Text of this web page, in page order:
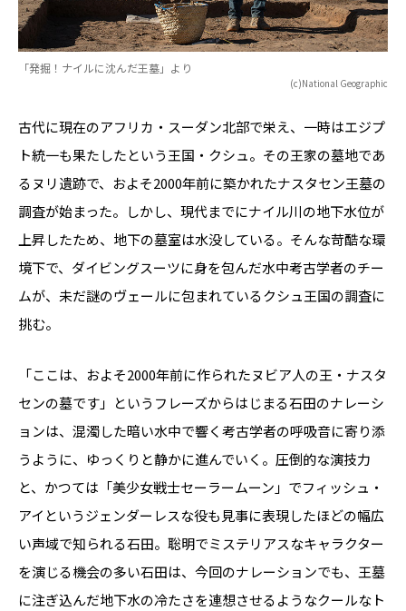
「発掘！ナイルに沈んだ王墓」より
(c)National Geographic
古代に現在のアフリカ・スーダン北部で栄え、一時はエジプ
ト統一も果たしたという王国・クシュ。その王家の墓地であ
るヌリ遺跡で、およそ2000年前に築かれたナスタセン王墓の
調査が始まった。しかし、現代までにナイル川の地下水位が
上昇したため、地下の墓室は水没している。そんな苛酷な環
境下で、ダイビングスーツに身を包んだ水中考古学者のチー
ムが、未だ謎のヴェールに包まれているクシュ王国の調査に
挑む。
「ここは、およそ2000年前に作られたヌビア人の王・ナスタ
センの墓です」というフレーズからはじまる石田のナレーシ
ョンは、混濁した暗い水中で響く考古学者の呼吸音に寄り添
うように、ゆっくりと静かに進んでいく。圧倒的な演技力
と、かつては「美少女戦士セーラームーン」でフィッシュ・
アイというジェンダーレスな役も見事に表現したほどの幅広
い声域で知られる石田。聡明でミステリアスなキャラクター
を演じる機会の多い石田は、今回のナレーションでも、王墓
に注ぎ込んだ地下水の冷たさを連想させるようなクールなト